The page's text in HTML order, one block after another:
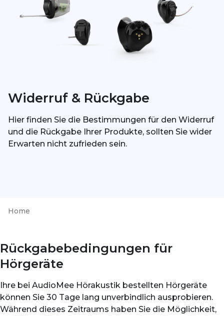
Widerruf & Rückgabe
Hier finden Sie die Bestimmungen für den Widerruf
und die Rückgabe Ihrer Produkte, sollten Sie wider
Erwarten nicht zufrieden sein.
Home
Rückgabebedingungen für
Hörgeräte
Ihre bei AudioMee Hörakustik bestellten Hörgeräte
können Sie 30 Tage lang unverbindlich ausprobieren.
Während dieses Zeitraums haben Sie die Möglichkeit,